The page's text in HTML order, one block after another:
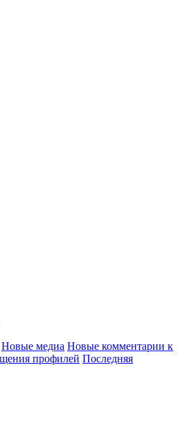
Новые медиа Новые комментарии к
профилей Последняя